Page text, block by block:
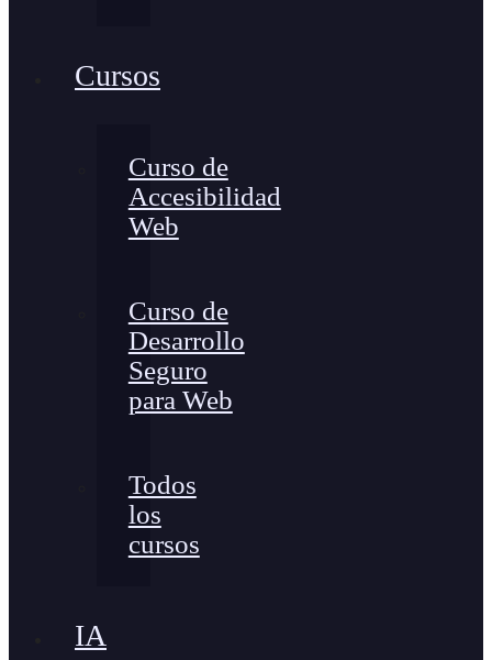
Cursos
Curso de
Accesibilidad
Web
Curso de
Desarrollo
Seguro
para Web
Todos
los
cursos
IA